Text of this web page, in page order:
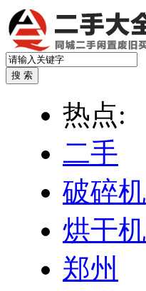
热点:
二手
破碎机
烘干机
郑州